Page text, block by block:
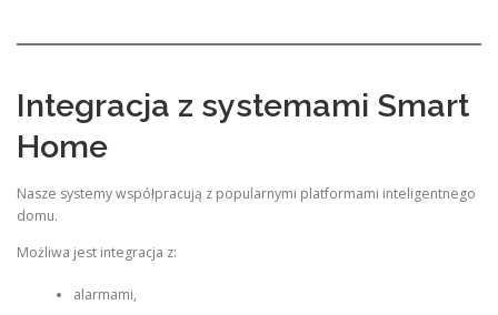
Integracja z systemami Smart
Home
Nasze systemy współpracują z popularnymi platformami inteligentnego
domu.
Możliwa jest integracja z:
alarmami,